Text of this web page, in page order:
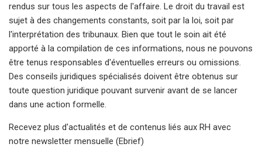
rendus sur tous les aspects de l'affaire. Le droit du travail est
sujet à des changements constants, soit par la loi, soit par
l'interprétation des tribunaux. Bien que tout le soin ait été
apporté à la compilation de ces informations, nous ne pouvons
être tenus responsables d'éventuelles erreurs ou omissions.
Des conseils juridiques spécialisés doivent être obtenus sur
toute question juridique pouvant survenir avant de se lancer
dans une action formelle.
Recevez plus d'actualités et de contenus liés aux RH avec
notre newsletter mensuelle (Ebrief)